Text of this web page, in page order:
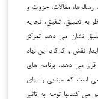
مقالات، جزوات و
به تطبیق، تلفیق، تجزیه
نشان می دهد تمرکز
نقش و کارکرد این نهاد
قرار می دهد. برنامه های
است که مبنایی را برای
می کند.با توجه به تاثیر